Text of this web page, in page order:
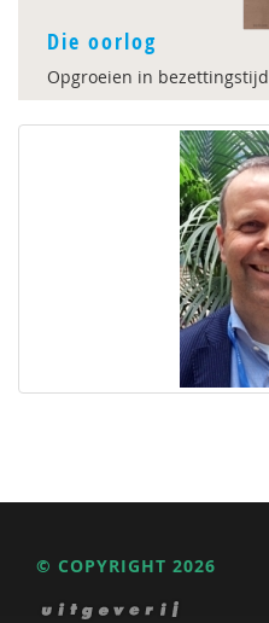
Die oorlog
Opgroeien in bezettingstijd
© COPYRIGHT 2026